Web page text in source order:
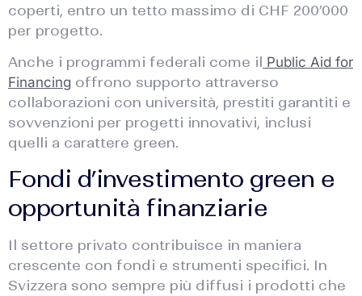
coperti, entro un tetto massimo di CHF 200’000
per progetto.
Anche i programmi federali come il Public Aid for
Financing offrono supporto attraverso
collaborazioni con università, prestiti garantiti e
sovvenzioni per progetti innovativi, inclusi
quelli a carattere green.
Fondi d’investimento green e
opportunità finanziarie
Il settore privato contribuisce in maniera
crescente con fondi e strumenti specifici. In
Svizzera sono sempre più diffusi i prodotti che